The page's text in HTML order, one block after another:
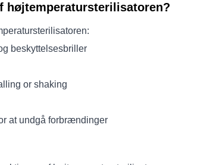
højtemperatursterilisatoren?
beskyttelsesbriller
or shaking
at undgå forbrændinger